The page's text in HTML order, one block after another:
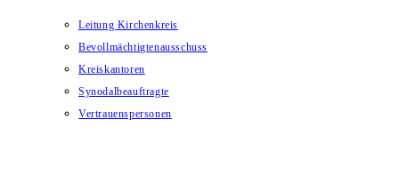
Leitung Kirchenkreis
Bevollmächtigtenausschuss
Kreiskantoren
Synodalbeauftragte
Vertrauenspersonen